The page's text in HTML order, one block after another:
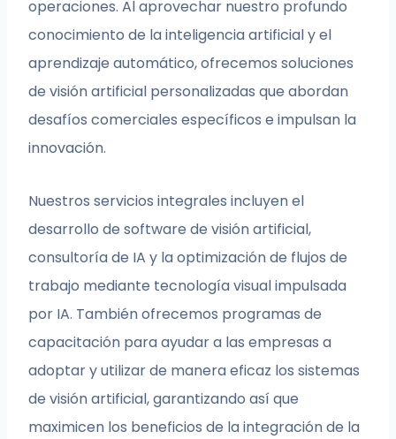
operaciones. Al aprovechar nuestro profundo
conocimiento de la inteligencia artificial y el
aprendizaje automático, ofrecemos soluciones
de visión artificial personalizadas que abordan
desafíos comerciales específicos e impulsan la
innovación.
Nuestros servicios integrales incluyen el
desarrollo de software de visión artificial,
consultoría de IA y la optimización de flujos de
trabajo mediante tecnología visual impulsada
por IA. También ofrecemos programas de
capacitación para ayudar a las empresas a
adoptar y utilizar de manera eficaz los sistemas
de visión artificial, garantizando así que
maximicen los beneficios de la integración de la